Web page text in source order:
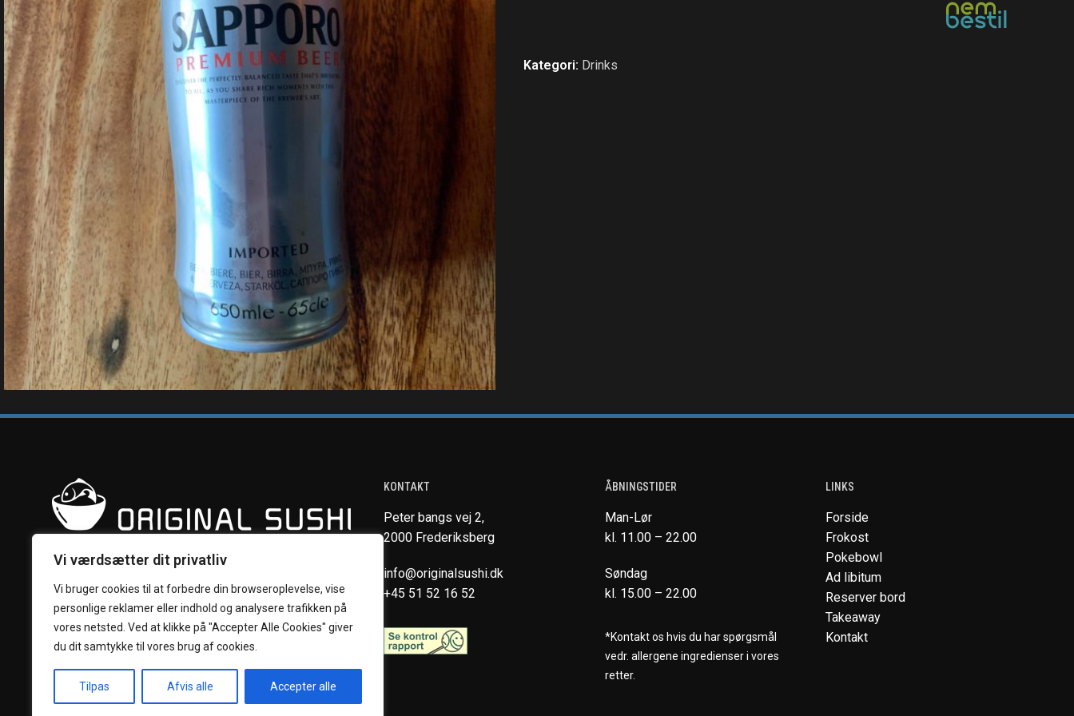
Vi værdsætter dit privatliv
Vi bruger cookies til at forbedre din browseroplevelse, vise
personlige reklamer eller indhold og analysere trafikken på
vores netsted. Ved at klikke på "Accepter Alle Cookies" giver
du dit samtykke til vores brug af cookies.
Tilpas Afvis alle Accepter alle
Kategori: Drinks
KONTAKT
Peter bangs vej 2,
2000 Frederiksberg
info@originalsushi.dk
+45 51 52 16 52
ÅBNINGSTIDER
Man-Lør
kl. 11.00 – 22.00
Søndag
kl. 15.00 – 22.00
*Kontakt os hvis du har spørgsmål
vedr. allergene ingredienser i vores
retter.
LINKS
Forside
Frokost
Pokebowl
Ad libitum
Reserver bord
Takeaway
Kontakt